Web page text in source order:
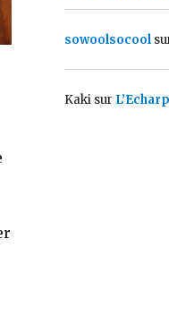
sowoolsocool
Kakisur